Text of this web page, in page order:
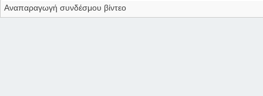
Αναπαραγωγή συνδέσμου βίντεο